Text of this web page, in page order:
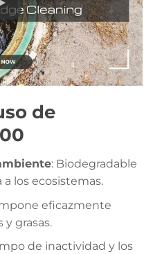
de
: Biodegradable
los ecosistemas.
eficazmente
grasas.
de inactividad y los